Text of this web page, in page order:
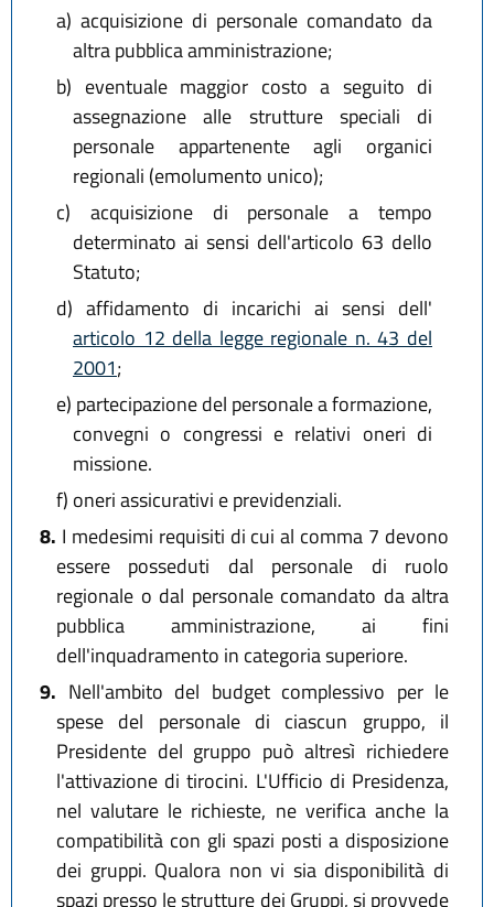
a) acquisizione di personale comandato da
altra pubblica amministrazione;
b) eventuale maggior costo a seguito di
assegnazione alle strutture speciali di
personale appartenente agli organici
regionali (emolumento unico);
c) acquisizione di personale a tempo
determinato ai sensi dell'articolo 63 dello
Statuto;
d) affidamento di incarichi ai sensi dell'
articolo 12 della legge regionale n. 43 del
2001;
e) partecipazione del personale a formazione,
convegni o congressi e relativi oneri di
missione.
f) oneri assicurativi e previdenziali.
8. I medesimi requisiti di cui al comma 7 devono
essere posseduti dal personale di ruolo
regionale o dal personale comandato da altra
pubblica amministrazione, ai fini
dell'inquadramento in categoria superiore.
9. Nell'ambito del budget complessivo per le
spese del personale di ciascun gruppo, il
Presidente del gruppo può altresì richiedere
l'attivazione di tirocini. L'Ufficio di Presidenza,
nel valutare le richieste, ne verifica anche la
compatibilità con gli spazi posti a disposizione
dei gruppi. Qualora non vi sia disponibilità di
spazi presso le strutture dei Gruppi, si provvede